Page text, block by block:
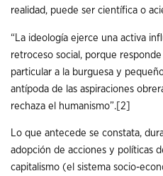
realidad, puede ser científica o
“La ideología ejerce una activa
retroceso social, porque
particular a la burguesa y
antípoda de las aspiraciones
rechaza el humanismo”. [2]
Lo que antecede se constata,
adopción de acciones y políticas
capitalismo (el sistema socio-